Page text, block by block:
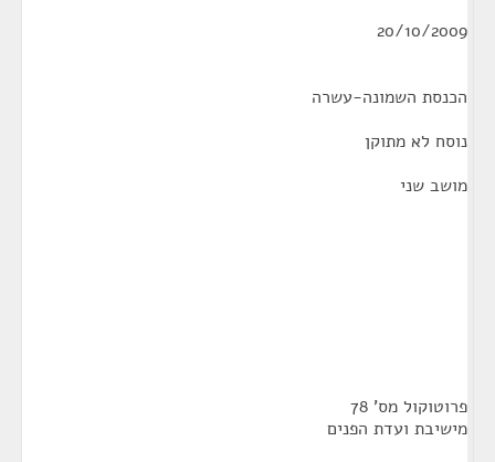
20/10/2009
הכנסת השמונה-עשרה
נוסח לא מתוקן
מושב שני
פרוטוקול מס' 78
מישיבת ועדת הפנים